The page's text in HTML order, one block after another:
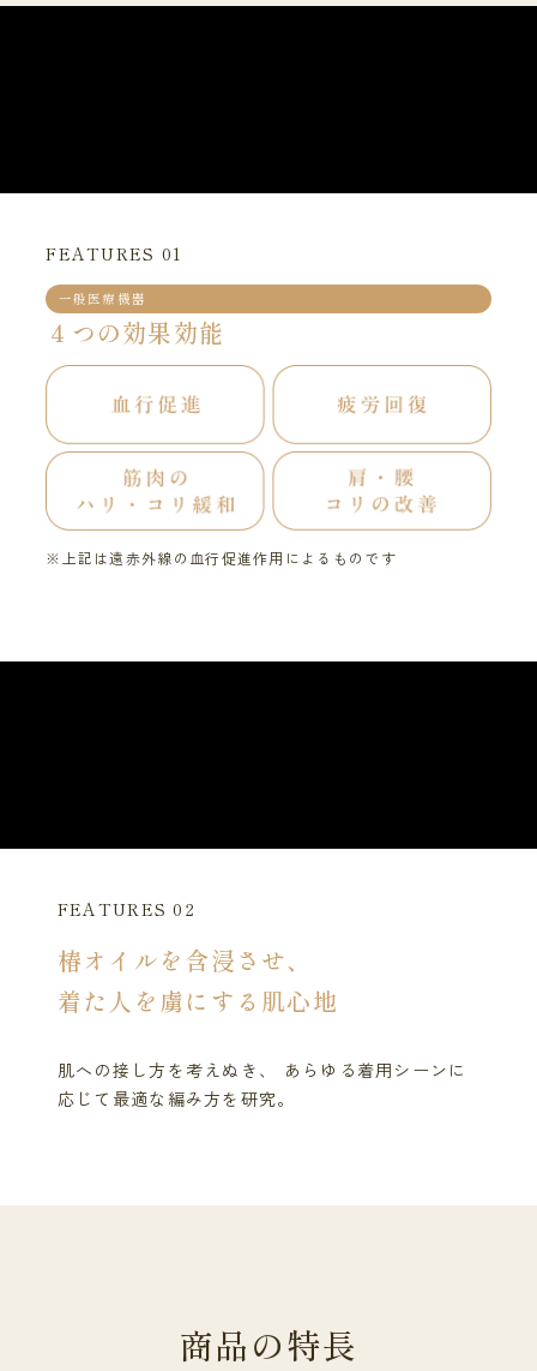
FEATURES 01
一般医療機器
４つの効果効能
※上記は遠赤外線の血行促進作用によるものです
FEATURES 02
椿オイルを含浸させ、
着た人を虜にする肌心地
肌への接し方を考えぬき、 あらゆる着用シーンに
応じて最適な編み方を研究。
商品の特長